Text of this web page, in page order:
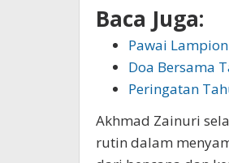
Baca Juga:
Pawai
Doa Bersama
Peringatan
Akhmad Zainuri
rutin dalam